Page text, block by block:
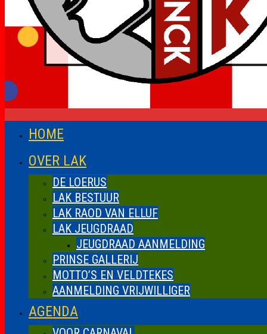
HOME
OVER LAK
DE LOERUS
LAK BESTUUR
LAK RAOD VAN ELLUF
LAK JEUGDRAAD
JEUGDRAAD AANMELDING
PRINSE GALLERIJ
MOTTO’S EN VELDTEKES
AANMELDING VRIJWILLIGER
AGENDA